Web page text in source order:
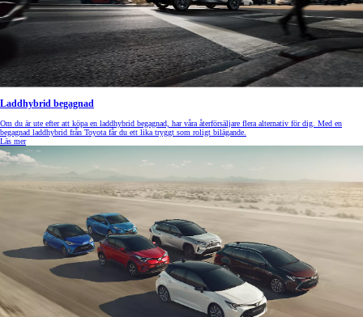
Laddhybrid begagnad
Om du är ute efter att köpa en laddhybrid begagnad, har våra återförsäljare flera alternativ för dig. Med en
begagnad laddhybrid från Toyota får du ett lika tryggt som roligt bilägande.
Läs mer